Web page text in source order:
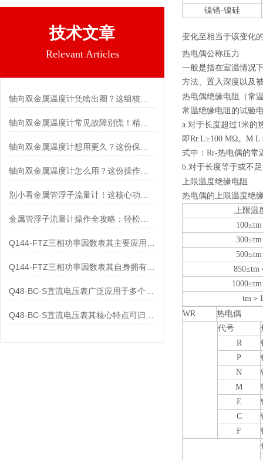
技术文章
Relevant Articles
轴向双金属温度计凭啥出圈？这组核心特点给出了答案
轴向双金属温度计常见故障别慌！精准定位，轻松搞定难题
轴向双金属温度计怎么用？这份操作指南，新手也能快速拿捏！
金属管浮子流量计操作全攻略：轻松拿捏，精准掌控每一步！
Q144-FTZ三相功率因数表其自身拥有怎样的功能呢？
镍铬-镍硅
变化至相当于该变化
热电偶公称压力
一般是指在室温情况
方法、置入深度以及
热电偶绝缘电阻（常
常温绝缘电阻的试验
a. 对于长度超过1 米的
即Rr.L≥100 MΩ。 M L
式中： Rr-热电偶的常
b. 对于长度等于或不足
上限温度绝缘电阻
热电偶的上限温度绝
上限温
100≤tm
300≤tm
500≤tm
850≤tm
1000≤tm
tm ＞
WR
热电偶
代号
R
P
N
M
E
C
F